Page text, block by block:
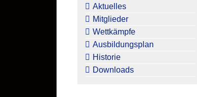
überspringen
Aktuelles
Mitglieder
Wettkämpfe
Ausbildungsplan
Historie
Downloads